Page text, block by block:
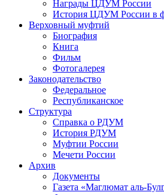
Награды ЦДУМ России
История ЦДУМ России в
Верховный муфтий
Биография
Книга
Фильм
Фотогалерея
Законодательство
Федеральное
Республиканское
Структура
Справка о РДУМ
История РДУМ
Муфтии России
Мечети России
Архив
Документы
Газета «Маглюмат аль-